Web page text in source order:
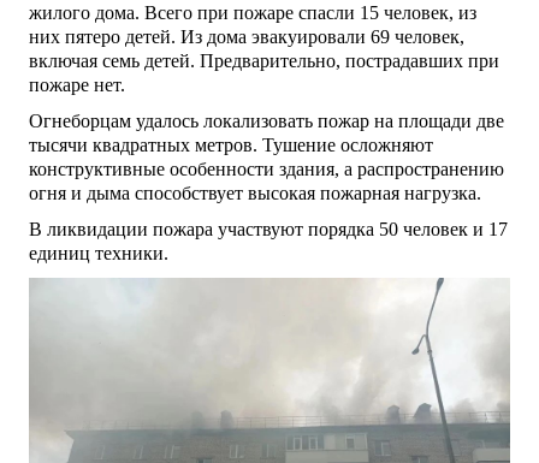
жилого дома. Всего при пожаре спасли 15 человек, из
них пятеро детей. Из дома эвакуировали 69 человек,
включая семь детей. Предварительно, пострадавших при
пожаре нет.
Огнеборцам удалось локализовать пожар на площади две
тысячи квадратных метров. Тушение осложняют
конструктивные особенности здания, а распространению
огня и дыма способствует высокая пожарная нагрузка.
В ликвидации пожара участвуют порядка 50 человек и 17
единиц техники.